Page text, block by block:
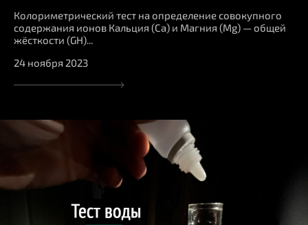
Колориметрический тест на определение совокупного
содержания ионов Кальция (Ca) и Магния (Mg) — общей
жёсткости (GH)...
24 ноября 2023